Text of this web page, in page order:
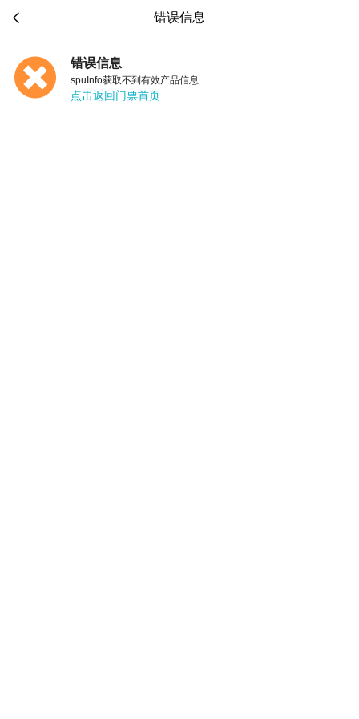
 错误信息
错误信息
spuInfo获取不到有效产品信息
点击返回门票首页